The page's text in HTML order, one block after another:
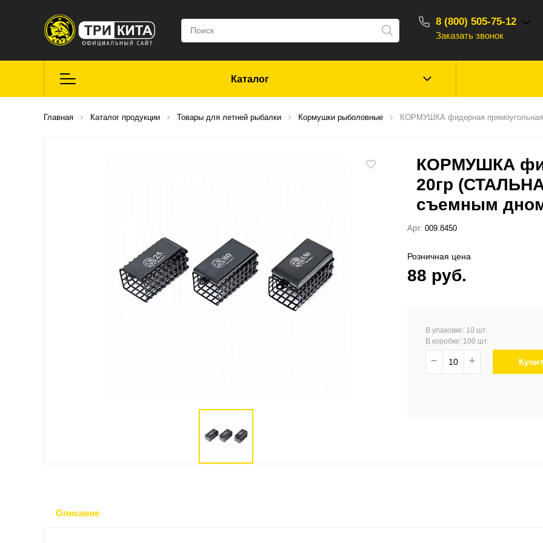
8 (800) 505-75-12
Заказать звонок
Каталог
ароматизаторы
Сторонние
Главная Каталог продукции Товары для летней рыбалки Кормушки рыболовные КОРМУШКА фидерная
КОРМУШКА
20гр
съемным
Арт. 009.8450
Розничная цена
88 руб.
В упаковке: 10 шт.
В коробке: 100 шт.
− +
Описание